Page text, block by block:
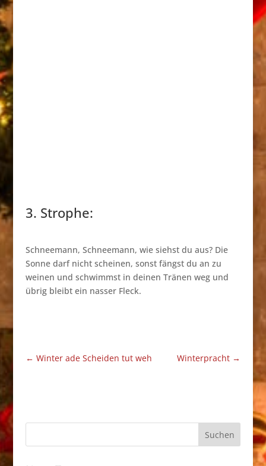
3. Strophe:
Schneemann, Schneemann, wie siehst du aus? Die
Sonne darf nicht scheinen, sonst fängst du an zu
weinen und schwimmst in deinen Tränen weg und
übrig bleibt ein nasser Fleck.
← Winter ade Scheiden tut weh Winterpracht →